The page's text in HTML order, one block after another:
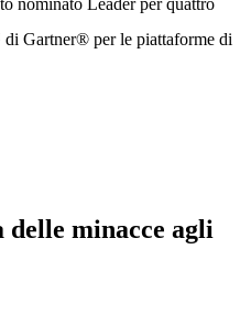
nominato Leader per quattro
Gartner® per le piattaforme di
minacce agli